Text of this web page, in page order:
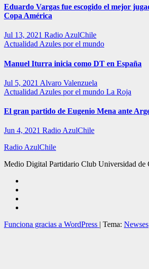
Eduardo Vargas fue escogido el mejor
Copa América
Jul 13, 2021 Radio AzulChile
Actualidad Azules por el mundo
Manuel Iturra inicia como DT en España
Jul 5, 2021 Alvaro Valenzuela
Actualidad Azules por el mundo La Roja
El gran partido de Eugenio Mena ante
Jun 4, 2021 Radio AzulChile
Radio AzulChile
Medio Digital Partidario Club Universidad de
Funciona gracias a WordPress | Tema: Newses